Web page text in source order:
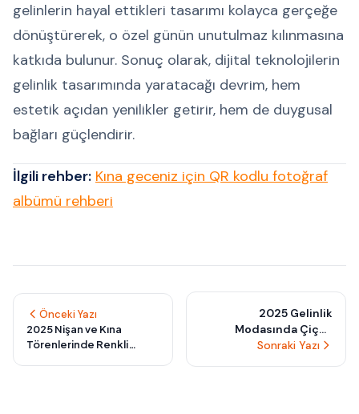
gelinlerin hayal ettikleri tasarımı kolayca gerçeğe
dönüştürerek, o özel günün unutulmaz kılınmasına
katkıda bulunur. Sonuç olarak, dijital teknolojilerin
gelinlik tasarımında yaratacağı devrim, hem
estetik açıdan yenilikler getirir, hem de duygusal
bağları güçlendirir.
İlgili rehber: Kına geceniz için QR kodlu fotoğraf
albümü rehberi
Önceki Yazı
2025 Nişan ve Kına
Törenlerinde Renkli
Sonraki Yazı
2025 Gelinlik
Modasında Çiçek
Detayları ve